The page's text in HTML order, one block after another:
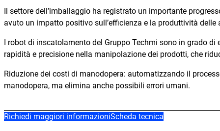
Il settore dell’imballaggio ha registrato un importante
avuto un impatto positivo sull’efficienza e la produttività
I robot di inscatolamento del Gruppo Techmi sono in grado
rapidità e precisione nella manipolazione dei prodotti, che
Riduzione dei costi di manodopera: automatizzando il
manodopera, ma elimina anche possibili errori umani.
Richiedi maggiori informazioniScheda tecnica